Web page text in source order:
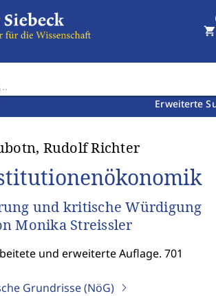
Erweiterte
shopping_cart
Rudolf Richter
und kritische Würdigung
Monika Streissler
und erweiterte Auflage. 701
Grundrisse (NöG)